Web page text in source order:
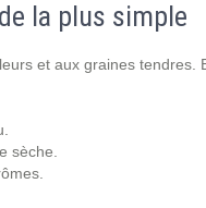
la plus simple
et aux graines
sèche.